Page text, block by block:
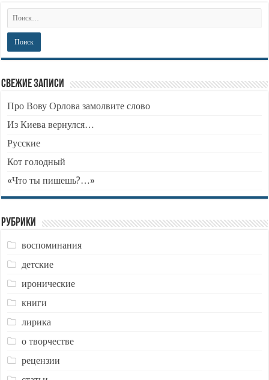
Свежие записи
Про Вову Орлова замолвите слово
Из Киева вернулся…
Русские
Кот голодный
«Что ты пишешь?…»
Рубрики
воспоминания
детские
иронические
книги
лирика
о творчестве
рецензии